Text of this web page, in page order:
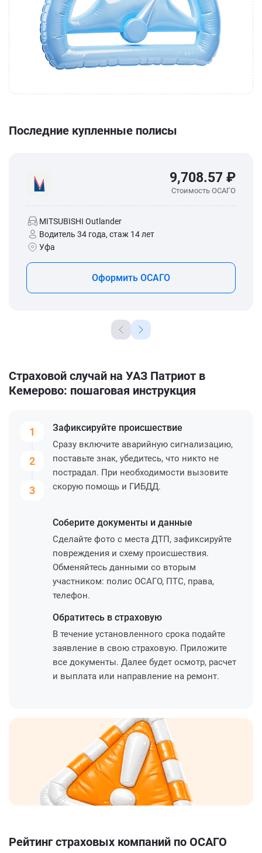
Последние купленные полисы
9,708.57 ₽
Стоимость ОСАГО
MITSUBISHI Outlander
Водитель 34 года, стаж 14 лет
Уфа
Оформить ОСАГО
Страховой случай на УАЗ Патриот в
Кемерово: пошаговая инструкция
1
2
3
Зафиксируйте происшествие
Сразу включите аварийную сигнализацию,
поставьте знак, убедитесь, что никто не
пострадал. При необходимости вызовите
скорую помощь и ГИБДД.
Соберите документы и данные
Сделайте фото с места ДТП, зафиксируйте
повреждения и схему происшествия.
Обменяйтесь данными со вторым
участником: полис ОСАГО, ПТС, права,
телефон.
Обратитесь в страховую
В течение установленного срока подайте
заявление в свою страховую. Приложите
все документы. Далее будет осмотр, расчет
и выплата или направление на ремонт.
Рейтинг страховых компаний по ОСАГО